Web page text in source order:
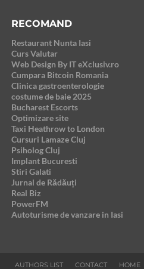
RECOMAND
Restaurant Nunta Iasi
Curs Valutar
Web Design By IT eXclusiv.ro
Cumpara Bitcoin Romania
Clinica gastroenterologie
costume de baie 2025
Bucharest Escorts
Optimizare site
Taxi Heathrow to London
Cursuri Lamaze Cluj
Psiholog Cluj
Implant Bucuresti
Stiri Galati
Jurnal de Rădăuți
Real Biz
PowerFM
Autoturisme de vanzare in Iasi
AUTHORS LIST CONTACT HOME